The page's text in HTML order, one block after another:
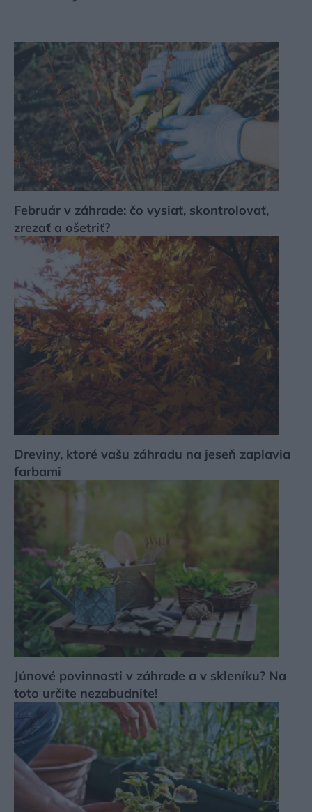
Február v záhrade: čo vysiať, skontrolovať,
zrezať a ošetriť?
Dreviny, ktoré vašu záhradu na jeseň zaplavia
farbami
Júnové povinnosti v záhrade a v skleníku? Na
toto určite nezabudnite!